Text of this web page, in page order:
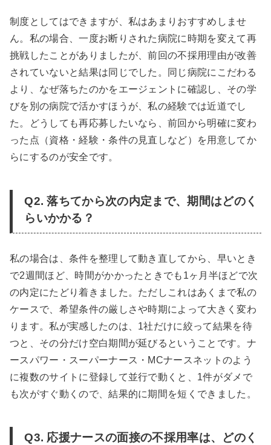
制度としてはできますが、私はあまりおすすめしませ
ん。私の場合、一度お断りされた病院に時期を変えて再
挑戦したことがありましたが、前回の不採用理由が改善
されていないと結果は同じでした。同じ病院にこだわる
より、なぜ落ちたのかをエージェントに確認し、その学
びを別の病院で活かすほうが、私の経験では近道でし
た。どうしても再応募したいなら、前回から明確に変わ
った点（資格・経験・条件の見直しなど）を用意してか
らにするのが安全です。
Q2. 落ちてから次の内定まで、期間はどのく
らいかかる？
私の場合は、条件を整理して動き直してから、早いとき
で2週間ほど、時間がかかったときでも1ヶ月半ほどで次
の内定にたどり着きました。ただしこれはあくまで私の
ケースで、希望条件の厳しさや時期によって大きく変わ
ります。私が実感したのは、1社だけに絞って結果を待
つと、その分だけ空白期間が延びるということです。ナ
ースパワー・スーパーナース・MCナースネットのよう
に複数のサイトに登録して並行で動くと、1件がダメで
も次がすぐ動くので、結果的に期間を短くできました。
Q3. 応援ナースの面接の不採用率は、どのく